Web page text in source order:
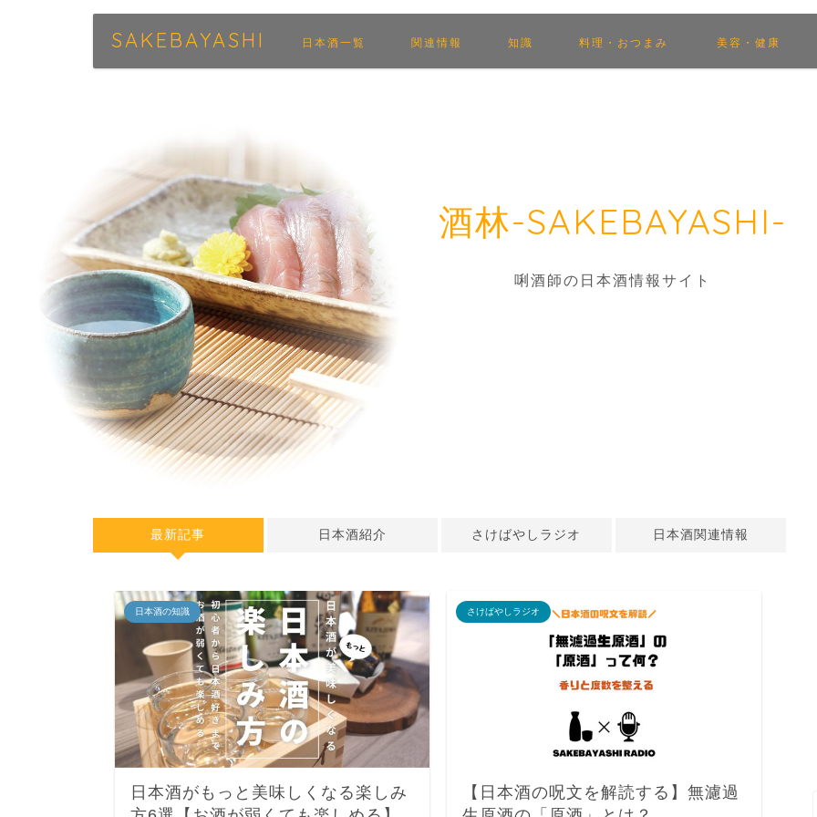
SAKEBAYASHI 日本酒一覧 関連情報 知識 料理・おつまみ 美容・健康
酒林-SAKEBAYASHI-
唎酒師の日本酒情報サイト
最新記事 日本酒紹介 さけばやしラジオ 日本酒関連情報
日本酒の知識
日本酒がもっと美味しくなる楽しみ
さけばやしラジオ
【日本酒の呪文を解読する】無濾過